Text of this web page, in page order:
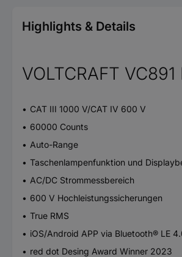
Highlights & Details
VOLTCRAFT
CAT III 1000 V/CAT IV 600 V
60000 Counts
Auto-Range
Taschenlampenfunktion und
AC/DC Strommessbereich
600 V Hochleistungssicherungen
True RMS
iOS/Android APP via Bluetooth® LE
red dot Desing Award Winner 2023